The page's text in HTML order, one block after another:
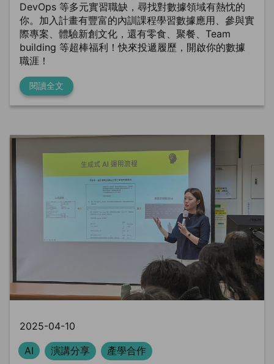
DevOps 等多元實習職缺，尋找對數據領域有熱忱的
你。加入計畫有豐富的內訓課程學習數據應用、參與實
際專案、體驗新創文化，還有零食、聚餐、Team
building 等超棒福利！快來投遞履歷，開啟你的數據
職涯！
閱讀全文
2025-04-10
AI
演講分享 產學合作